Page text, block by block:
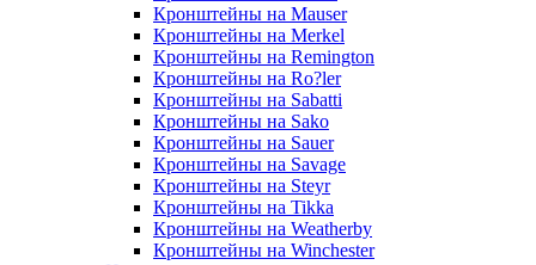
Кронштейны на Mauser
Кронштейны на Merkel
Кронштейны на Remington
Кронштейны на Ro?ler
Кронштейны на Sabatti
Кронштейны на Sako
Кронштейны на Sauer
Кронштейны на Savage
Кронштейны на Steyr
Кронштейны на Tikka
Кронштейны на Weatherby
Кронштейны на Winchester